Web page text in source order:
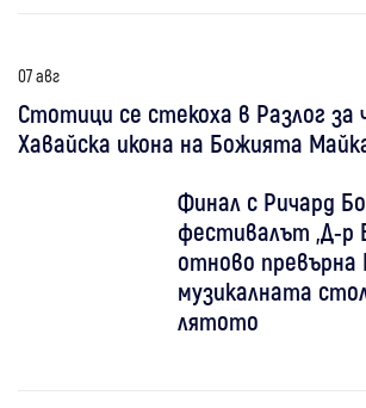
07 авг
Стотици се стекоха в Разлог
Хавайска икона на Божията
Финал с Ричард
фестивалът „Д-р
отново превърна
музикалната
лятото